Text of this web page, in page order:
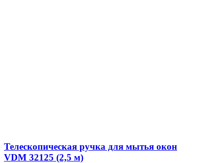
Телескопическая ручка для мытья окон
VDM 32125 (2,5 м)